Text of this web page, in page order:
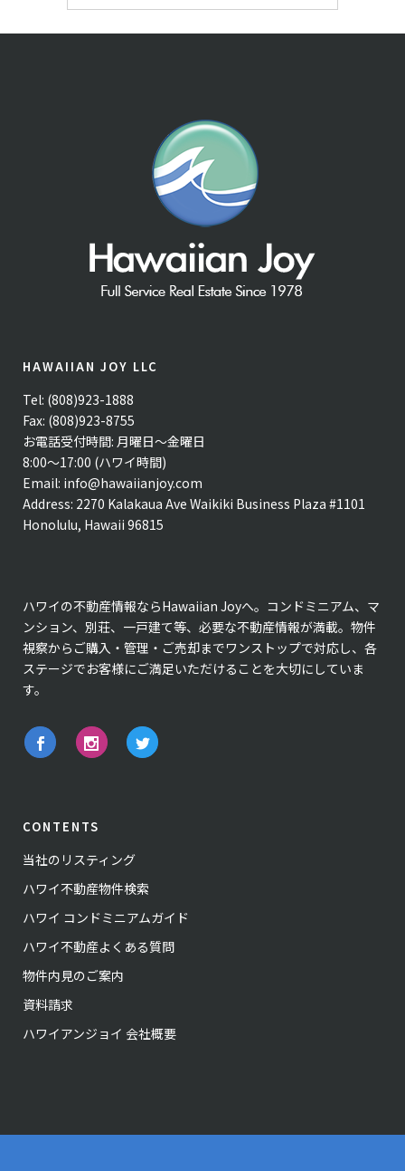
HAWAIIAN JOY LLC
Tel: (808)923-1888
Fax: (808)923-8755
お電話受付時間: 月曜日〜金曜日
8:00〜17:00 (ハワイ時間)
Email: info@hawaiianjoy.com
Address: 2270 Kalakaua Ave Waikiki Business Plaza #1101
Honolulu, Hawaii 96815
ハワイの不動産情報ならHawaiian Joyへ。コンドミニアム、マ
ンション、別荘、一戸建て等、必要な不動産情報が満載。物件
視察からご購入・管理・ご売却までワンストップで対応し、各
ステージでお客様にご満足いただけることを大切にしていま
す。
CONTENTS
当社のリスティング
ハワイ不動産物件検索
ハワイ コンドミニアムガイド
ハワイ不動産よくある質問
物件内見のご案内
資料請求
ハワイアンジョイ 会社概要